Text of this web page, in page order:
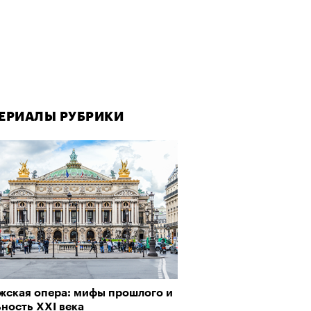
РУБРИКИ
опера: мифы прошлого и
XXI века
РУБРИКИ
как лекарство: как
стали новой формой